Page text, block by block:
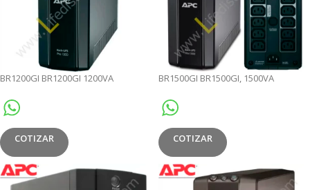
BR1200GI BR1200GI 1200VA
COTIZAR
BR1500GI BR1500GI, 1500VA
COTIZAR